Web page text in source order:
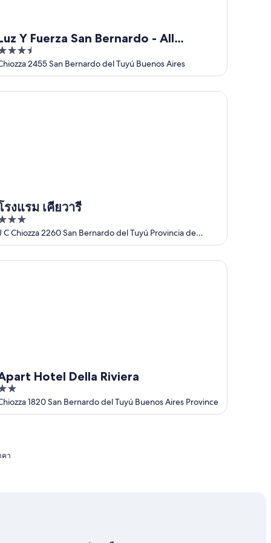
Y Fuerza San Bernardo - All
2455 San Bernardo del Tuyú Buenos Aires
รงแรม เคียวารี
C Chiozza 2260 San Bernardo del Tuyú Provincia de
Buenos Aires
แรม เคียวารี
Hotel Della Riviera
1820 San Bernardo del Tuyú Buenos Aires Province
Hotel Della Riviera
คา